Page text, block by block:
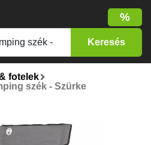
%
fotelek
szék - Szürke